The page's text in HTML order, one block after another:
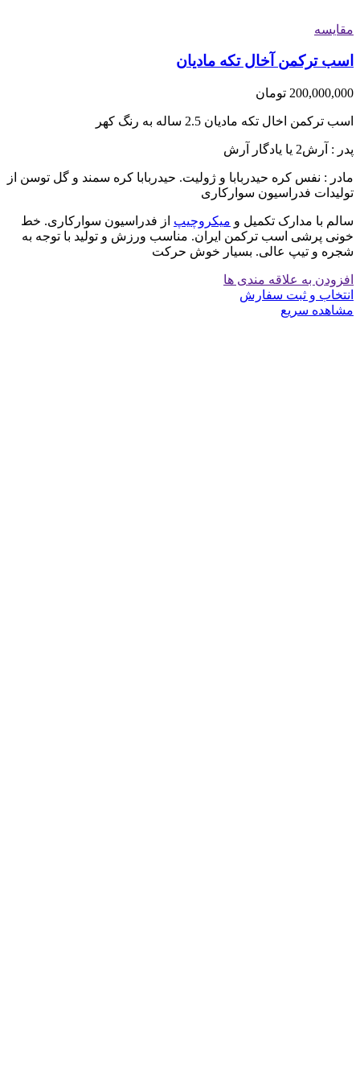
مقایسه
اسب ترکمن آخال تکه مادیان
200,000,000 تومان
اسب ترکمن اخال تکه مادیان 2.5 ساله به رنگ کهر
پدر : آرش2 یا یادگار آرش
مادر : نفس کره حیدربابا و ژولیت. حیدربابا کره سمند و گل توسن از
تولیدات فدراسیون سوارکاری
سالم با مدارک تکمیل و میکروچیپ از فدراسیون سوارکاری. خط
خونی پرشی اسب ترکمن ایران. مناسب ورزش و تولید با توجه به
شجره و تیپ عالی. بسیار خوش حرکت
افزودن به علاقه مندی ها
انتخاب و ثبت سفارش
مشاهده سریع